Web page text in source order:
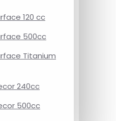
120 cc
500cc
Titanium
240cc
500cc